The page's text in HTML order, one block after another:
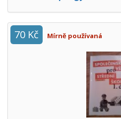
70 Kč Mírně používaná